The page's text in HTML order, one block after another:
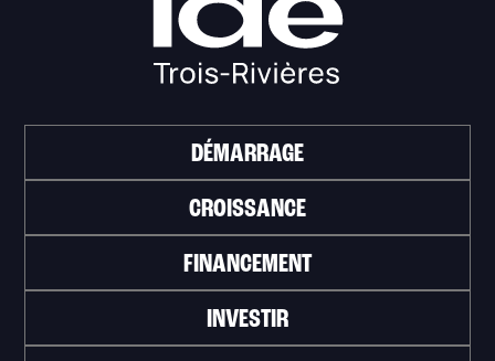
DÉMARRAGE
CROISSANCE
FINANCEMENT
INVESTIR